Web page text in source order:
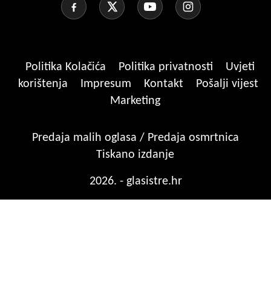
Politika Kolačića Politika privatnosti
Uvjeti
korištenja
Impresum Kontakt
Pošalji vijest
Marketing
Predaja malih oglasa / Predaja osmrtnica
Tiskano izdanje
2026. - glasistre.hr